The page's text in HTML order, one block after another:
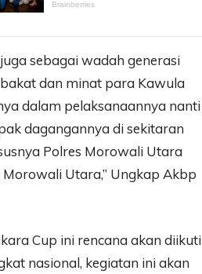
sebagai wadah generasi
dan minat para Kawula
dalam pelaksanaannya nanti
dagangannya di sekitaran
Polres Morowali Utara
Utara,” Ungkap Akbp
Cup ini rencana akan diikuti
nasional, kegiatan ini akan